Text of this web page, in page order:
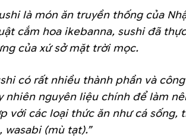
là món ăn truyền thống của
cắm hoa ikebanna, sushi đã
của xứ sở mặt trời mọc.
có rất nhiều thành phần và
nhiên nguyên liệu chính để làm
với các loại thức ăn như cá sống,
wasabi (mù tạt).”